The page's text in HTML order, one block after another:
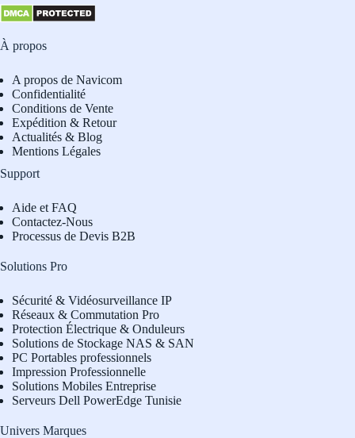
À propos
A propos de Navicom
Confidentialité
Conditions de Vente
Expédition & Retour
Actualités & Blog
Mentions Légales
Support
Aide et FAQ
Contactez-Nous
Processus de Devis B2B
Solutions Pro
Sécurité & Vidéosurveillance IP
Réseaux & Commutation Pro
Protection Électrique & Onduleurs
Solutions de Stockage NAS & SAN
PC Portables professionnels
Impression Professionnelle
Solutions Mobiles Entreprise
Serveurs Dell PowerEdge Tunisie
Univers Marques